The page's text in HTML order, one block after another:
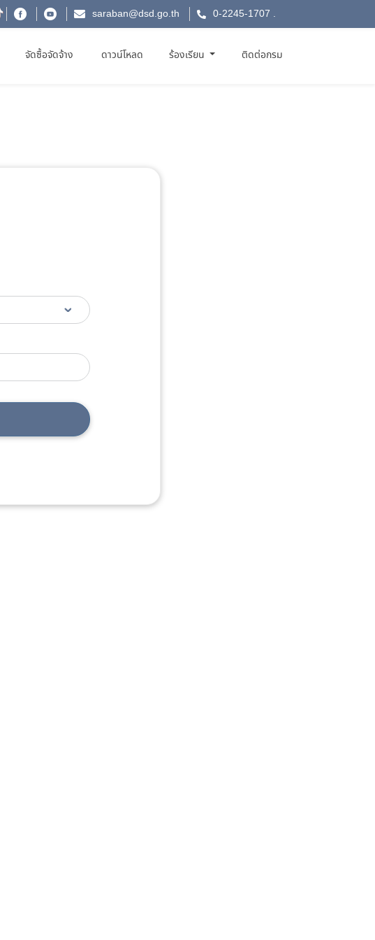
saraban@dsd.go.th 0-2245-1707 .
จัดซื้อจัดจ้าง ดาวน์โหลด ร้องเรียน ติดต่อกรม